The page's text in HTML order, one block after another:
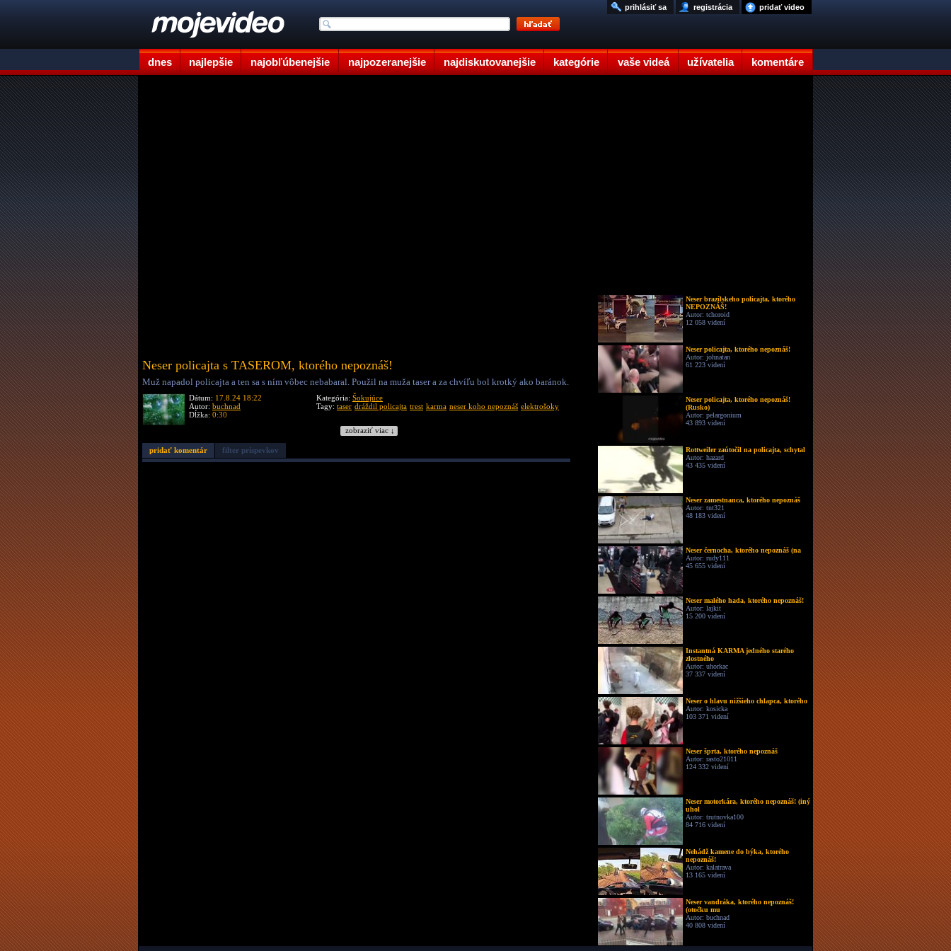
dnes najlepšie najobľúbenejšie najpozeranejšie najdiskutovanejšie kategórie vaše videá užívatelia komentáre
pridať video
registrácia
prihlásiť sa
Neser policajta s TASEROM, ktorého nepoznáš!
Muž napadol policajta a ten sa s ním vôbec nebabaral. Použil na muža taser a za chvíľu bol krotký ako baránok.
Dátum: 17.8.24 18:22
Autor: buchnad
Dĺžka: 0:30
Kategória: Šokujúce
Tagy: taser dráždil policajta trest karma neser koho nepoznáš elektrošoky
zobraziť viac ↓
pridať komentár filter príspevkov
Neser brazílskeho policajta, ktorého
NEPOZNÁŠ!
Autor: tchoroid
12 058 videní
Neser policajta, ktorého nepoznáš!
Autor: johnatan
61 223 videní
Neser policajta, ktorého nepoznáš!
(Rusko)
Autor: pelargonium
43 893 videní
Rottweiler zaútočil na policajta, schytal
Autor: hazard
43 435 videní
Neser zamestnanca, ktorého nepoznáš
Autor: tnt321
48 183 videní
Neser černocha, ktorého nepoznáš (na
Autor: rudy111
45 655 videní
Neser malého hada, ktorého nepoznáš!
Autor: lajkit
15 200 videní
Instantná KARMA jedného starého
zlostného
Autor: uhorkac
37 337 videní
Neser o hlavu nižšieho chlapca, ktorého
Autor: kosicka
103 371 videní
Neser šprta, ktorého nepoznáš
Autor: rasto21011
124 332 videní
Neser motorkára, ktorého nepoznáš! (iný
uhol
Autor: trutnovka100
84 716 videní
Nehádž kamene do býka, ktorého
nepoznáš!
Autor: kalatrava
13 165 videní
Neser vandráka, ktorého nepoznáš!
(otočku mu
Autor: buchnad
40 808 videní